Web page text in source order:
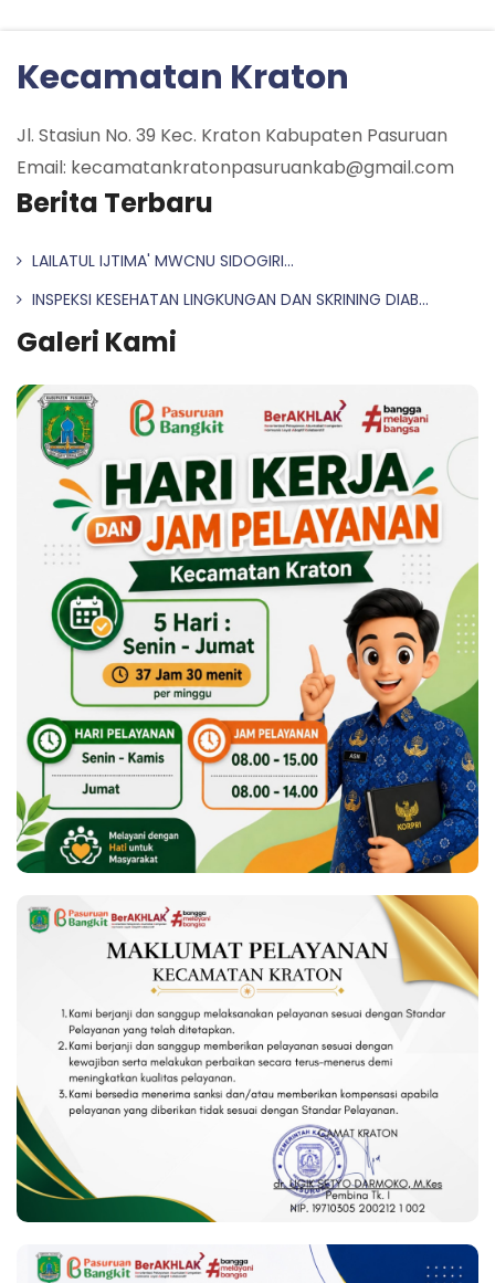
Kecamatan Kraton
Jl. Stasiun No. 39 Kec. Kraton Kabupaten Pasuruan
Email: kecamatankratonpasuruankab@gmail.com
Berita Terbaru
LAILATUL IJTIMA' MWCNU SIDOGIRI...
INSPEKSI KESEHATAN LINGKUNGAN DAN SKRINING DIAB...
Galeri Kami